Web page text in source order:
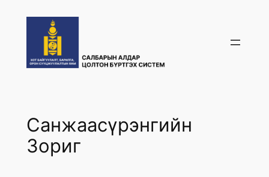
Санжаасүрэнгийн
Зориг